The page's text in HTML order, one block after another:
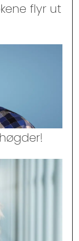
flyr ut